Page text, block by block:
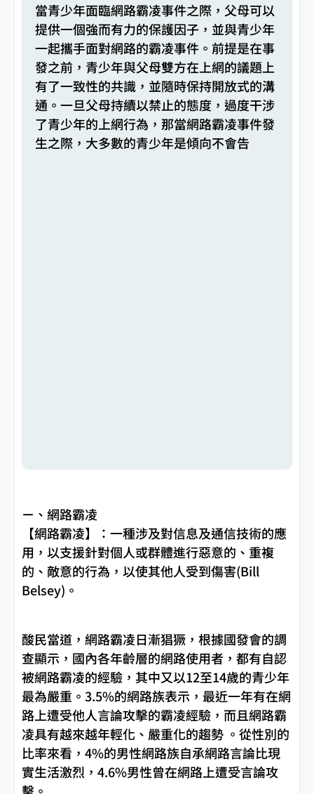
當青少年面臨網路霸凌事件之際，父母可以
提供一個強而有力的保護因子，並與青少年
一起攜手面對網路的霸凌事件。前提是在事
發之前，青少年與父母雙方在上網的議題上
有了一致性的共識，並隨時保持開放式的溝
通。一旦父母持續以禁止的態度，過度干涉
了青少年的上網行為，那當網路霸凌事件發
生之際，大多數的青少年是傾向不會告
ㄧ、網路霸凌
【網路霸凌】：一種涉及對信息及通信技術的應
用，以支援針對個人或群體進行惡意的、重複
的、敵意的行為，以使其他人受到傷害(Bill
Belsey)。
酸民當道，網路霸凌日漸猖獗，根據國發會的調
查顯示，國內各年齡層的網路使用者，都有自認
被網路霸凌的經驗，其中又以12至14歲的青少年
最為嚴重。3.5%的網路族表示，最近一年有在網
路上遭受他人言論攻擊的霸凌經驗，而且網路霸
凌具有越來越年輕化、嚴重化的趨勢 。從性別的
比率來看，4%的男性網路族自承網路言論比現
實生活激烈，4.6%男性曾在網路上遭受言論攻